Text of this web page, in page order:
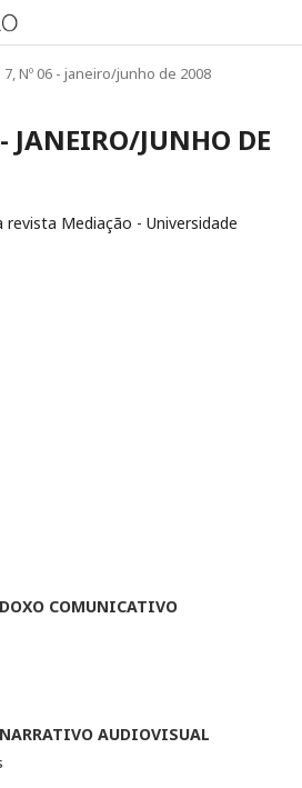
7, Nº 06 - janeiro/junho de 2008
JANEIRO/JUNHO DE
Mediação - Universidade
COMUNICATIVO
AUDIOVISUAL